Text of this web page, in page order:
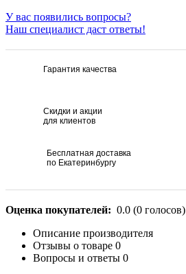
У вас появились вопросы?
Наш специалист даст ответы!
Гарантия качества
Скидки и акции
для клиентов
Бесплатная доставка
по Екатеринбургу
Оценка покупателей: 0.0 (0 голосов)
Описание производителя
Отзывы о товаре 0
Вопросы и ответы 0